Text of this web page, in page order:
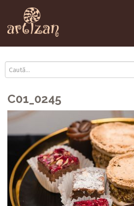
C01_0245